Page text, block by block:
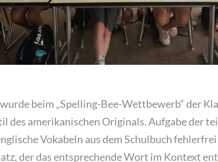
beim „Spelling-Bee-Wettbewerb“ der
des amerikanischen Originals. Aufgabe der
Vokabeln aus dem Schulbuch
der das entsprechende Wort im Kontext